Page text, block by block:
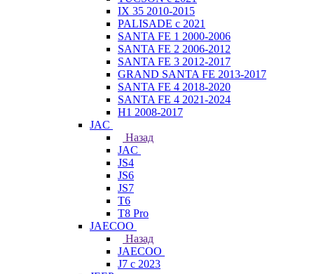
IX 35 2010-2015
PALISADE с 2021
SANTA FE 1 2000-2006
SANTA FE 2 2006-2012
SANTA FE 3 2012-2017
GRAND SANTA FE 2013-2017
SANTA FE 4 2018-2020
SANTA FE 4 2021-2024
H1 2008-2017
JAC
Назад
JAC
JS4
JS6
JS7
T6
T8 Pro
JAECOO
Назад
JAECOO
J7 с 2023